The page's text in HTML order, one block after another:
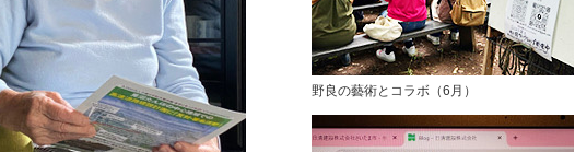
野良の藝術とコラボ（6月）